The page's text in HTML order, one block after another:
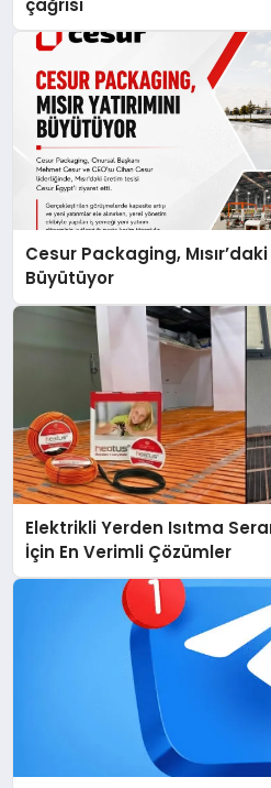
çağrısı
Cesur Packaging,
Büyütüyor
Elektrikli Yerden Isıtma
İçin En Verimli Çözümler